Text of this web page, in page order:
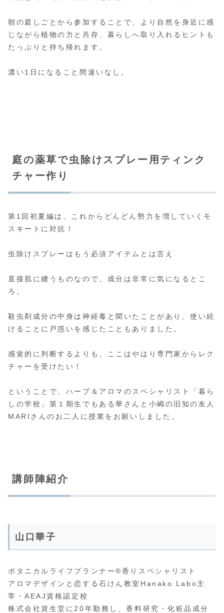
朝の庭しごとから参加することで、より自然を身近に感
じながら植物の力と共存、暮らしへ取り入れるヒントも
たっぷりと持ち帰れます。
濃い1日になること間違いなし。
庭の薬草で虫除けスプレー用ティンク
チャー作り
第1回初夏編は、これからどんどん勢力を増していくモ
スキートに対抗！
虫除けスプレーはもう必須アイテムとは言え
直接肌に纏うものなので、成分は非常に気になるとこ
ろ。
殺虫剤成分の中身は神経毒と聞いたことがあり、使い続
けることに戸惑いを感じたこともありました。
感覚的に判断するよりも、ここはやはり専門家からレク
チャーを受けたい！
ということで、ハーブ＆アロマのスペシャリスト「暮ら
しの学校」第１期生でもある華さんと小嶋の旧知の友人
MARIさんのお二人に授業をお願いしました。
講師陣紹介
山口華子
ボタニカルライフプランナー®香りスペシャリスト
アロマデザインと恋する石けん教室Hanako Labo主
宰・AEAJ資格認定校
株式会社資生堂に20年勤務し、香料研究・化粧品成分